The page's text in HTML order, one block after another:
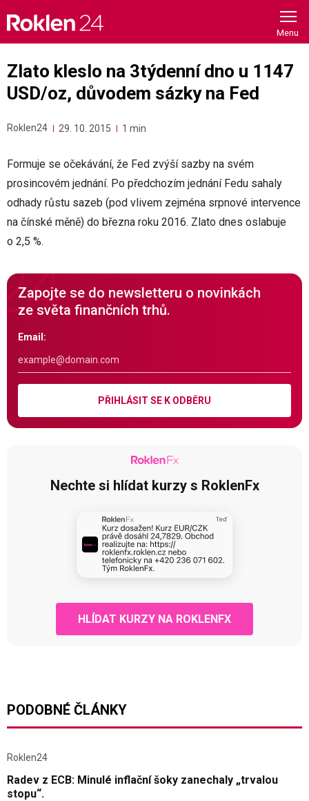
content
Zlato kleslo na 3týdenní dno u 1147
USD/oz, důvodem sázky na Fed
Roklen24 29. 10. 2015 1 min
Formuje se očekávání, že Fed zvýší sazby na svém
prosincovém jednání. Po předchozím jednání Fedu sahaly
odhady růstu sazeb (pod vlivem zejména srpnové intervence
na čínské měně) do března roku 2016. Zlato dnes oslabuje
o 2,5 %.
Zapojte se do newsletteru o novinkách
ze světa finančních trhů.
Email:
PŘIHLÁSIT SE K ODBĚRU
Nechte si hlídat kurzy s RoklenFx
HLÍDAT KURZY NA ROKLENFX
PODOBNÉ ČLÁNKY
Roklen24
Radev z ECB: Minulé inflační šoky zanechaly „trvalou
stopu“.